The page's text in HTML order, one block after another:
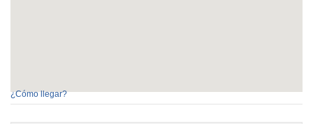
¿Cómo llegar?